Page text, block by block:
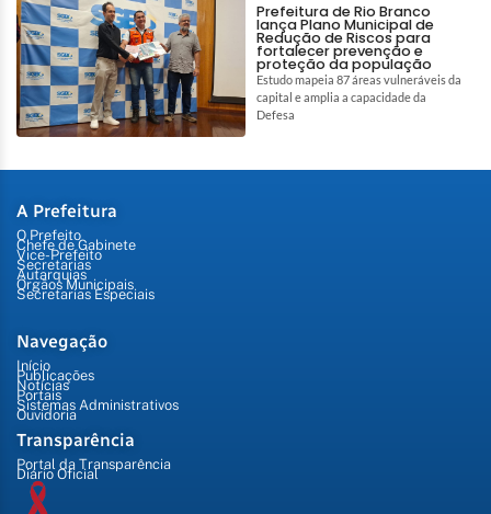
Prefeitura de Rio Branco
lança Plano Municipal de
Redução de Riscos para
fortalecer prevenção e
proteção da população
Estudo mapeia 87 áreas vulneráveis da
capital e amplia a capacidade da
Defesa
A Prefeitura
O Prefeito
Chefe de Gabinete
Vice-Prefeito
Secretarias
Autarquias
Órgãos Municipais
Secretarias Especiais
Navegação
Início
Publicações
Notícias
Portais
Sistemas Administrativos
Ouvidoria
Transparência
Portal da Transparência
Diário Oficial